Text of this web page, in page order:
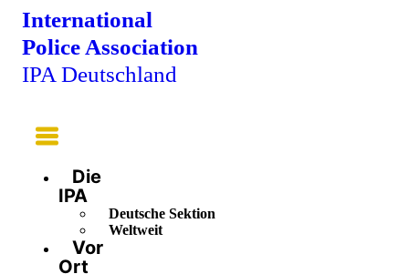
International
Police Association
IPA Deutschland
Main
Menu
Die
IPA
Deutsche Sektion
Weltweit
Vor
Ort